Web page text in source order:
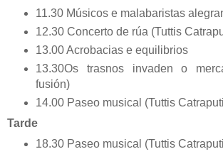
11.30 Músicos e malabaristas
12.30 Concerto de rúa (Tuttis
13.00 Acrobacias e equilibrios
13.30Os trasnos invaden o
fusión)
14.00 Paseo musical (Tuttis
Tarde
18.30 Paseo musical (Tuttis